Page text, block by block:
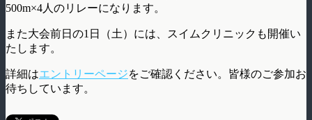
500m×4人のリレーになります。
また大会前日の1日（土）には、スイムクリニックも開催い
たします。
詳細はエントリーページをご確認ください。皆様のご参加お
待ちしています。